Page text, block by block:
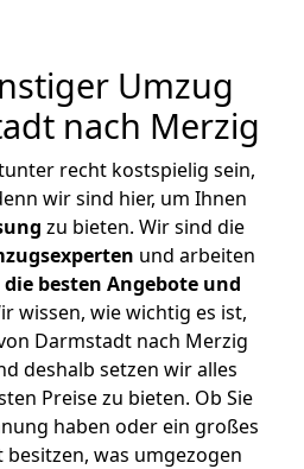
Umzug
nach Merzig
recht kostspielig sein,
wir sind hier, um Ihnen
zu bieten. Wir sind die
und arbeiten
die besten Angebote und
wissen, wie wichtig es ist,
Darmstadt nach Merzig
deshalb setzen wir alles
Preise zu bieten. Ob Sie
haben oder ein großes
was umgezogen